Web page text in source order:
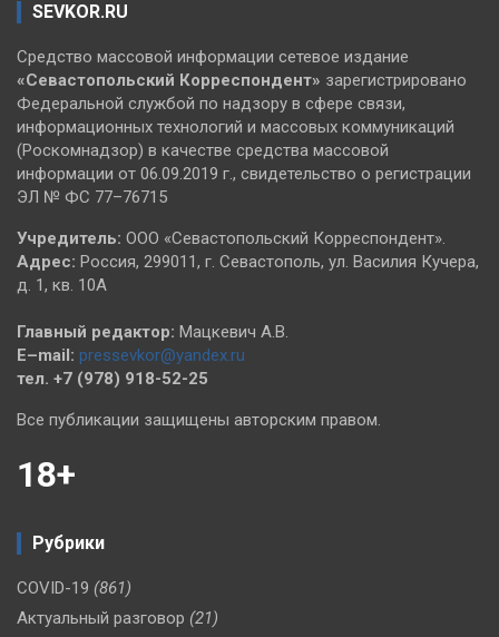
SEVKOR.RU
Средство массовой информации сетевое издание
«Севастопольский Корреспондент» зарегистрировано
Федеральной службой по надзору в сфере связи,
информационных технологий и массовых коммуникаций
(Роскомнадзор) в качестве средства массовой
информации от 06.09.2019 г., свидетельство о регистрации
ЭЛ № ФС 77–76715
Учредитель: ООО «Севастопольский Корреспондент».
Адрес: Россия, 299011, г. Севастополь, ул. Василия Кучера,
д. 1, кв. 10А
Главный редактор: Мацкевич А.В.
E–mail: pressevkor@yandex.ru
тел. +7 (978) 918-52-25
Все публикации защищены авторским правом.
18+
Рубрики
COVID-19 (861)
Актуальный разговор (21)